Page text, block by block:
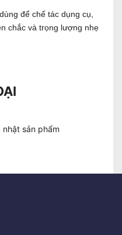
để chế tác dụng cụ,
chắc và trọng lượng nhẹ
sản phẩm